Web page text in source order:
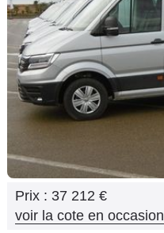
Flottes
Auto
Services
Forum
Moto
Marques
Prix : 37 212 €
voir la cote en occasion